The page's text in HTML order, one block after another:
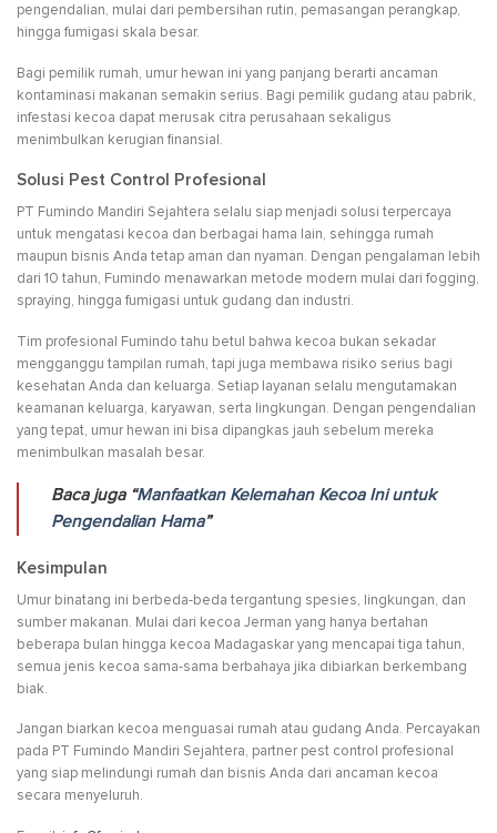
pengendalian, mulai dari pembersihan rutin, pemasangan perangkap,
hingga fumigasi skala besar.
Bagi pemilik rumah, umur hewan ini yang panjang berarti ancaman
kontaminasi makanan semakin serius. Bagi pemilik gudang atau pabrik,
infestasi kecoa dapat merusak citra perusahaan sekaligus
menimbulkan kerugian finansial.
Solusi Pest Control Profesional
PT Fumindo Mandiri Sejahtera selalu siap menjadi solusi terpercaya
untuk mengatasi kecoa dan berbagai hama lain, sehingga rumah
maupun bisnis Anda tetap aman dan nyaman. Dengan pengalaman lebih
dari 10 tahun, Fumindo menawarkan metode modern mulai dari fogging,
spraying, hingga fumigasi untuk gudang dan industri.
Tim profesional Fumindo tahu betul bahwa kecoa bukan sekadar
mengganggu tampilan rumah, tapi juga membawa risiko serius bagi
kesehatan Anda dan keluarga. Setiap layanan selalu mengutamakan
keamanan keluarga, karyawan, serta lingkungan. Dengan pengendalian
yang tepat, umur hewan ini bisa dipangkas jauh sebelum mereka
menimbulkan masalah besar.
Baca juga “Manfaatkan Kelemahan Kecoa Ini untuk
Pengendalian Hama”
Kesimpulan
Umur binatang ini berbeda-beda tergantung spesies, lingkungan, dan
sumber makanan. Mulai dari kecoa Jerman yang hanya bertahan
beberapa bulan hingga kecoa Madagaskar yang mencapai tiga tahun,
semua jenis kecoa sama-sama berbahaya jika dibiarkan berkembang
biak.
Jangan biarkan kecoa menguasai rumah atau gudang Anda. Percayakan
pada PT Fumindo Mandiri Sejahtera, partner pest control profesional
yang siap melindungi rumah dan bisnis Anda dari ancaman kecoa
secara menyeluruh.